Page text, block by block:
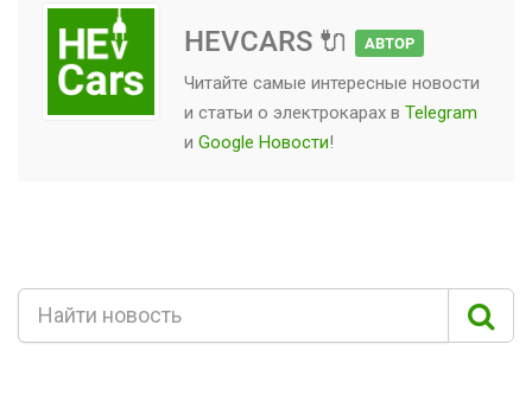
HEVCARS 🔌 АВТОР
Читайте самые интересные новости
и статьи о электрокарах в Telegram
и Google Новости!